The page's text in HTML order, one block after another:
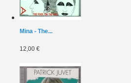
Mina - The...
12,00 €